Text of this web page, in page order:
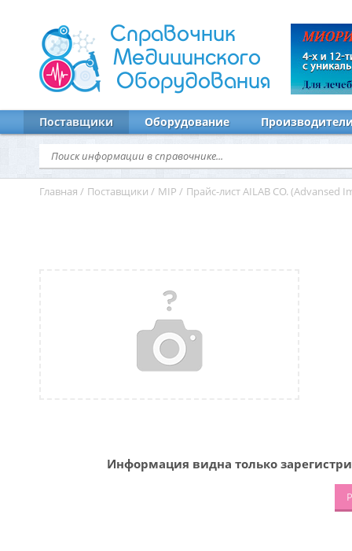
Справочник
Медицинского
Оборудования
Поставщики Оборудование
Главная / Поставщики / MIP / Прайс-лист AILAB CO. (Advansed
Информация видна только